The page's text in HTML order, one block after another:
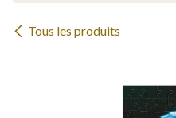
Tous les produits